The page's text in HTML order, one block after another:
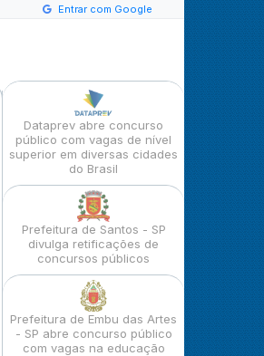
Entrar com Google
Dataprev abre concurso
público com vagas de nível
superior em diversas cidades
do Brasil
Prefeitura de Santos - SP
divulga retificações de
concursos públicos
Prefeitura de Embu das Artes
- SP abre concurso público
com vagas na educação